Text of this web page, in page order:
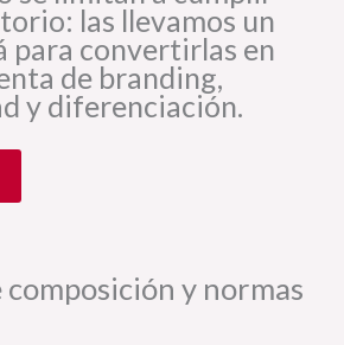
las llevamos un
para convertirlas en
de branding,
y diferenciación.
y normas